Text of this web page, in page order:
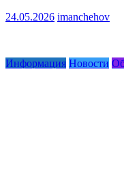
24.05.2026 imanchehov
Информация Новости